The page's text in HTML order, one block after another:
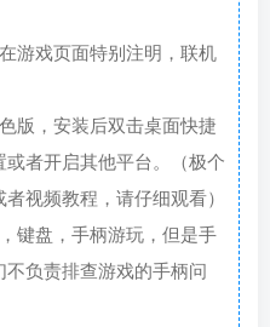
游戏页面特别注明，联机
版，安装后双击桌面快捷
者开启其他平台。（极个
视频教程，请仔细观看）
键盘，手柄游玩，但是手
负责排查游戏的手柄问